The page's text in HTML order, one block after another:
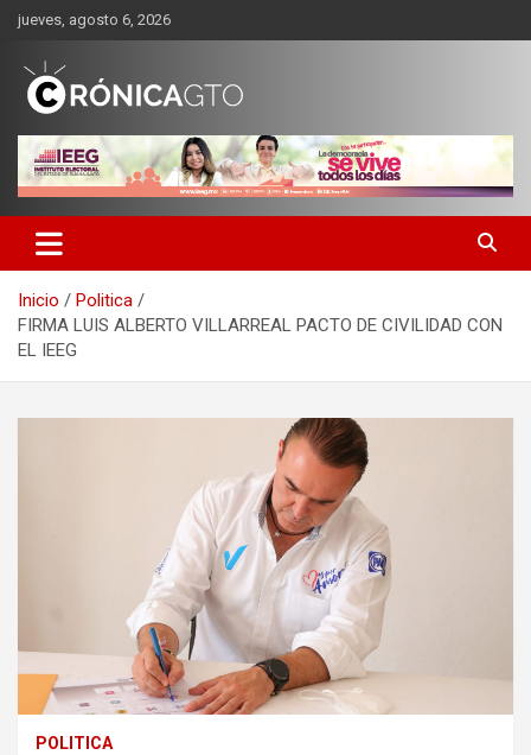
Saltar
contenido
jueves, agosto 6, 2026
CRONICA GUANAJUATO
Inicio
Politica
FIRMA LUIS ALBERTO VILLARREAL PACTO DE CIVILIDAD CON
EL IEEG
POLITICA